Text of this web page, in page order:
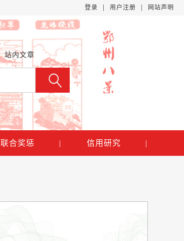
登录 用户注册 网站声明
站内文章
联合奖惩 | 信用研究 |